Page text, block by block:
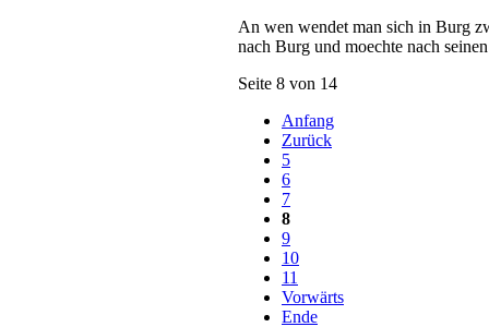
An wen wendet man sich in Burg
nach Burg und moechte nach
Seite 8 von 14
Anfang
Zurück
5
6
7
8
9
10
11
Vorwärts
Ende